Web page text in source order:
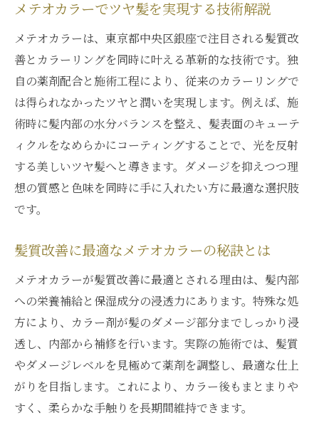
銀座で話題のメテオカラー髪質改善事例紹
介
美容サロンが推奨するメテオカラーの魅力
とは
メテオカラーが人気の銀座エリア最新トレ
ンド
髪質改善を叶える銀座のメテオカラー施術
カラー
口コミで広がるメテオカラー髪質改善の実
力
髪質改善ならメテオカラーが選ばれる理由
メテオカラーが髪質改善に有効な根拠を解
説
他施術と比較したメテオカラーの強みとは
髪への優しさと効果で選ばれるメテオカラ
メテオカラーでツヤ髪を実現する技術解説
メテオカラーは、東京都中央区銀座で注目される髪質改
善とカラーリングを同時に叶える革新的な技術です。独
自の薬剤配合と施術工程により、従来のカラーリングで
は得られなかったツヤと潤いを実現します。例えば、施
術時に髪内部の水分バランスを整え、髪表面のキューテ
ィクルをなめらかにコーティングすることで、光を反射
する美しいツヤ髪へと導きます。ダメージを抑えつつ理
想の質感と色味を同時に手に入れたい方に最適な選択肢
です。
髪質改善に最適なメテオカラーの秘訣とは
メテオカラーが髪質改善に最適とされる理由は、髪内部
への栄養補給と保湿成分の浸透力にあります。特殊な処
方により、カラー剤が髪のダメージ部分までしっかり浸
透し、内部から補修を行います。実際の施術では、髪質
やダメージレベルを見極めて薬剤を調整し、最適な仕上
がりを目指します。これにより、カラー後もまとまりや
すく、柔らかな手触りを長期間維持できます。